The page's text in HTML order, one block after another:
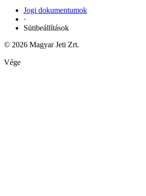
Jogi dokumentumok
·
Sütibeállítások
© 2026 Magyar Jeti Zrt.
Vége